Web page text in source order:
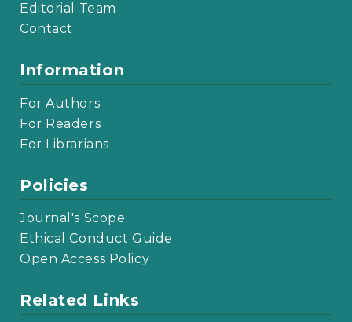
Editorial Team
Contact
Information
For Authors
For Readers
For Librarians
Policies
Journal's Scope
Ethical Conduct Guide
Open Access Policy
Related Links